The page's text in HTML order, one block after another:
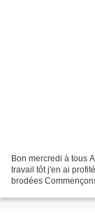
Bon mercredi à tous
travail tôt j'en ai
brodées